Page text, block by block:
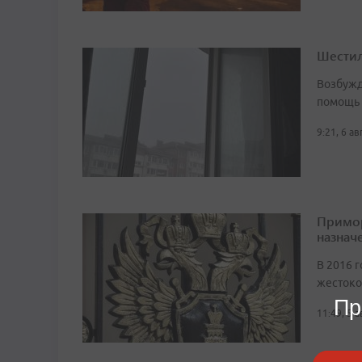
помощь
9:21, 6
В 2016
11:49, 5